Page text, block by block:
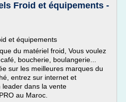
Froid et équipements -
et équipements
du matériel froid, Vous voulez
boucherie, boulangerie...
sur les meilleures marques du
entrez sur internet et
dans la vente
au Maroc.